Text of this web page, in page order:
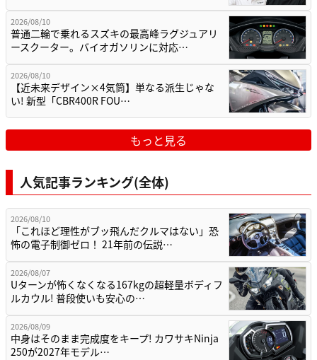
2026/08/10
普通二輪で乗れるスズキの最高峰ラグジュアリ
ースクーター。バイオガソリンに対応…
2026/08/10
【近未来デザイン×4気筒】単なる派生じゃな
い! 新型「CBR400R FOU…
もっと見る
人気記事ランキング(全体)
2026/08/10
「これほど理性がブッ飛んだクルマはない」恐
怖の電子制御ゼロ！ 21年前の伝説…
2026/08/07
Uターンが怖くなくなる167kgの超軽量ボディフ
ルカウル! 普段使いも安心の…
2026/08/09
中身はそのまま完成度をキープ! カワサキNinja
250が2027年モデル…